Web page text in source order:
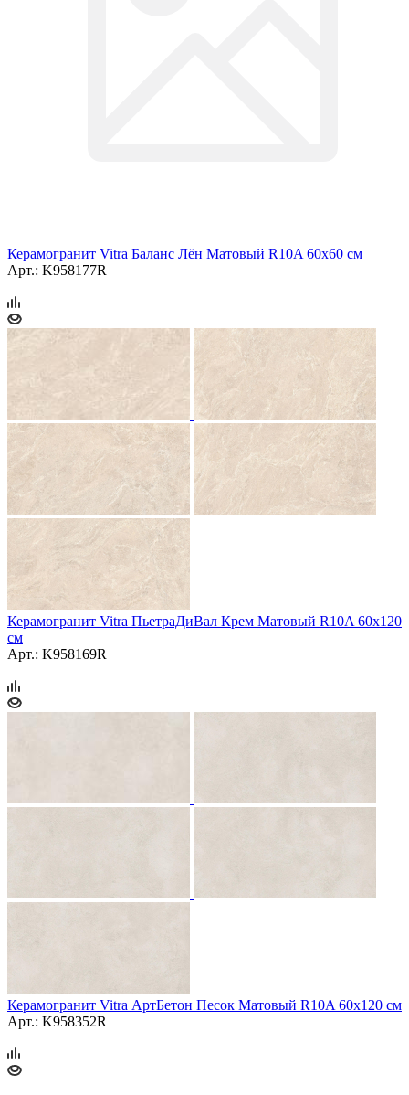
Керамогранит Vitra Баланс Лён Матовый R10A 60x60 см
Арт.: K958177R
Керамогранит Vitra ПьетраДиВал Крем Матовый R10A 60x120
см
Арт.: K958169R
Керамогранит Vitra АртБетон Песок Матовый R10A 60x120 см
Арт.: K958352R